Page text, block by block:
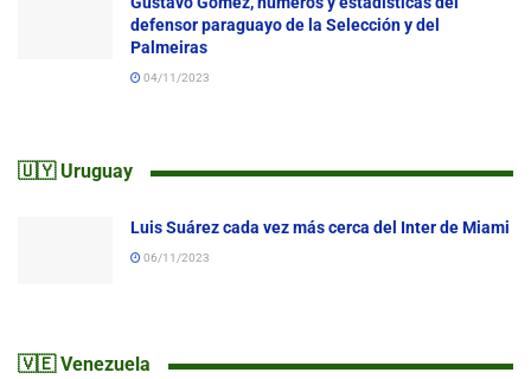
defensor paraguayo de la Selección y del
Palmeiras
04/11/2023
🇺🇾 Uruguay
Luis Suárez cada vez más cerca del Inter de Miami
06/11/2023
🇻🇪 Venezuela